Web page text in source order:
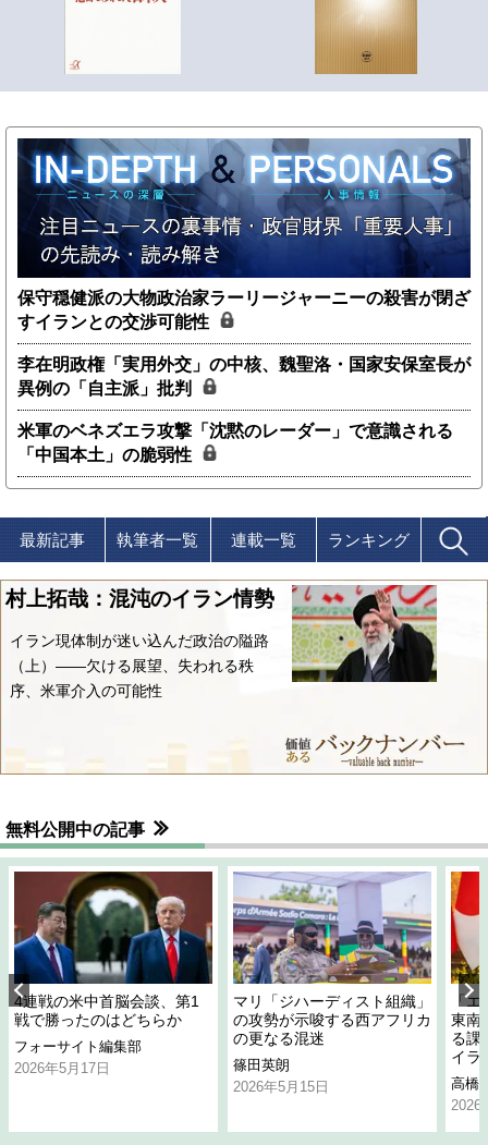
保守穏健派の大物政治家ラーリージャーニーの殺害が閉ざ
すイランとの交渉可能性
李在明政権「実用外交」の中核、魏聖洛・国家安保室長が
異例の「自主派」批判
米軍のベネズエラ攻撃「沈黙のレーダー」で意識される
「中国本土」の脆弱性
最新記事 執筆者一覧 連載一覧 ランキング
村上拓哉：混沌のイラン情勢
イラン現体制が迷い込んだ政治の隘路
（上）――欠ける展望、失われる秩
序、米軍介入の可能性
無料公開中の記事
4連戦の米中首脳会談、第1
戦で勝ったのはどちらか
フォーサイト編集部
2026年5月17日
マリ「ジハーディスト組織」
の攻勢が示唆する西アフリカ
の更なる混迷
篠田英朗
2026年5月15日
「
東南
る課
イラ
高橋
2026